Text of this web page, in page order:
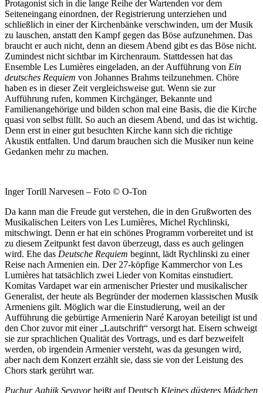
Protagonist sich in die lange Reihe der Wartenden vor dem
Seiteneingang einordnen, der Registrierung unterziehen und
schließlich in einer der Kirchenbänke verschwinden, um der Musik
zu lauschen, anstatt den Kampf gegen das Böse aufzunehmen. Das
braucht er auch nicht, denn an diesem Abend gibt es das Böse nicht.
Zumindest nicht sichtbar im Kirchenraum. Stattdessen hat das
Ensemble Les Lumières eingeladen, an der Aufführung von Ein
deutsches Requiem von Johannes Brahms teilzunehmen. Chöre
haben es in dieser Zeit vergleichsweise gut. Wenn sie zur
Aufführung rufen, kommen Kirchgänger, Bekannte und
Familienangehörige und bilden schon mal eine Basis, die die Kirche
quasi von selbst füllt. So auch an diesem Abend, und das ist wichtig.
Denn erst in einer gut besuchten Kirche kann sich die richtige
Akustik entfalten. Und darum brauchen sich die Musiker nun keine
Gedanken mehr zu machen.
Inger Torill Narvesen – Foto © O-Ton
Da kann man die Freude gut verstehen, die in den Grußworten des
Musikalischen Leiters von Les Lumières, Michel Rychlinski,
mitschwingt. Denn er hat ein schönes Programm vorbereitet und ist
zu diesem Zeitpunkt fest davon überzeugt, dass es auch gelingen
wird. Ehe das Deutsche Requiem beginnt, lädt Rychlinski zu einer
Reise nach Armenien ein. Der 27-köpfige Kammerchor von Les
Lumières hat tatsächlich zwei Lieder von Komitas einstudiert.
Komitas Vardapet war ein armenischer Priester und musikalischer
Generalist, der heute als Begründer der modernen klassischen Musik
Armeniens gilt. Möglich war die Einstudierung, weil an der
Aufführung die gebürtige Armenierin Naré Karoyan beteiligt ist und
den Chor zuvor mit einer „Lautschrift“ versorgt hat. Eisern schweigt
sie zur sprachlichen Qualität des Vortrags, und es darf bezweifelt
werden, ob irgendein Armenier versteht, was da gesungen wird,
aber nach dem Konzert erzählt sie, dass sie von der Leistung des
Chors stark gerührt war.
Puchur Aghjik Sevavorheißt auf Deutsch Kleines düsteres Mädchen